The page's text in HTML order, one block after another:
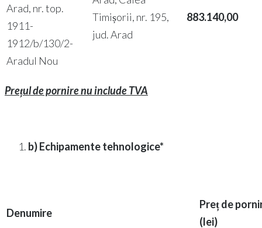
Arad, nr. top.
1911-
1912/b/130/2-
Aradul Nou
Timișorii, nr. 195,
jud. Arad
883.140,00
Prețul de pornire nu include TVA
b) Echipamente tehnologice*
Denumire
Preț de
(lei)